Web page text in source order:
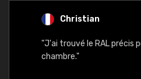
Christian
"J'ai trouvé le RAL précis
chambre."